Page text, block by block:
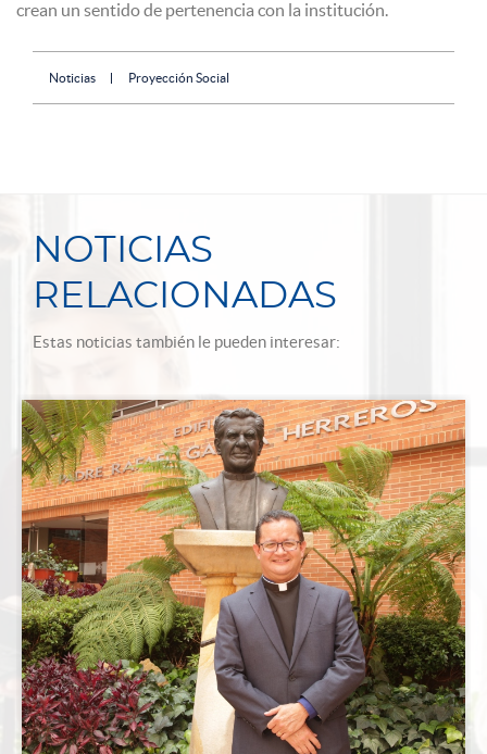
crean un sentido de pertenencia con la institución.
Noticias Proyección Social
NOTICIAS
RELACIONADAS
Estas noticias también le pueden interesar: